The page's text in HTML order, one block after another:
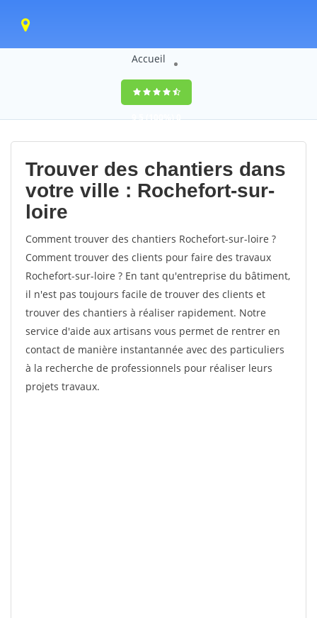
Accueil
9,5(100%)0
votes
Trouver des chantiers dans
votre ville : Rochefort-sur-
loire
Comment trouver des chantiers Rochefort-sur-loire ?
Comment trouver des clients pour faire des travaux
Rochefort-sur-loire ? En tant qu'entreprise du bâtiment,
il n'est pas toujours facile de trouver des clients et
trouver des chantiers à réaliser rapidement. Notre
service d'aide aux artisans vous permet de rentrer en
contact de manière instantannée avec des particuliers
à la recherche de professionnels pour réaliser leurs
projets travaux.